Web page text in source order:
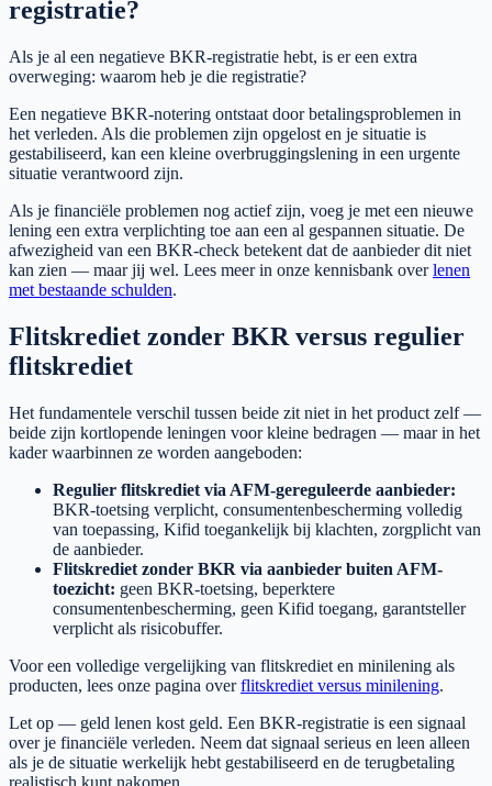
registratie?
Als je al een negatieve BKR-registratie hebt, is er een extra
overweging: waarom heb je die registratie?
Een negatieve BKR-notering ontstaat door betalingsproblemen in
het verleden. Als die problemen zijn opgelost en je situatie is
gestabiliseerd, kan een kleine overbruggingslening in een urgente
situatie verantwoord zijn.
Als je financiële problemen nog actief zijn, voeg je met een nieuwe
lening een extra verplichting toe aan een al gespannen situatie. De
afwezigheid van een BKR-check betekent dat de aanbieder dit niet
kan zien — maar jij wel. Lees meer in onze kennisbank overlenen
met bestaande schulden.
Flitskrediet zonder BKR versus regulier
flitskrediet
Het fundamentele verschil tussen beide zit niet in het product zelf —
beide zijn kortlopende leningen voor kleine bedragen — maar in het
kader waarbinnen ze worden aangeboden:
Regulier flitskrediet via AFM-gereguleerde aanbieder:
BKR-toetsing verplicht, consumentenbescherming volledig
van toepassing, Kifid toegankelijk bij klachten, zorgplicht van
de aanbieder.
Flitskrediet zonder BKR via aanbieder buiten AFM-
toezicht: geen BKR-toetsing, beperktere
consumentenbescherming, geen Kifid toegang, garantsteller
verplicht als risicobuffer.
Voor een volledige vergelijking van flitskrediet en minilening als
producten, lees onze pagina overflitskrediet versus minilening.
Let op — geld lenen kost geld. Een BKR-registratie is een signaal
over je financiële verleden. Neem dat signaal serieus en leen alleen
als je de situatie werkelijk hebt gestabiliseerd en de terugbetaling
realistisch kunt nakomen.